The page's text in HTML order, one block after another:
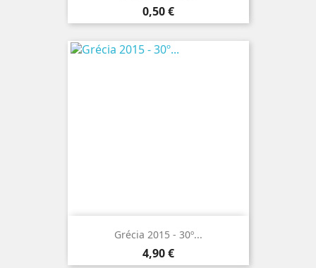
Preço
0,50 €
Grécia 2015 - 30º...
Preço
4,90 €